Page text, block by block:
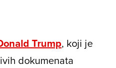
Trump, koji je
dokumenata